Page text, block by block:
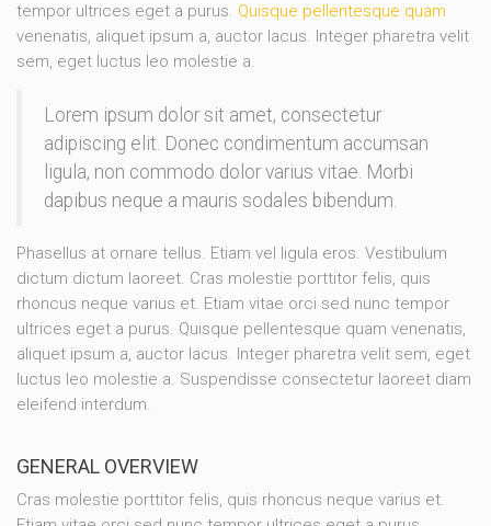
tempor ultrices eget a purus. Quisque pellentesque quam
venenatis, aliquet ipsum a, auctor lacus. Integer pharetra velit
sem, eget luctus leo molestie a.
Lorem ipsum dolor sit amet, consectetur
adipiscing elit. Donec condimentum accumsan
ligula, non commodo dolor varius vitae. Morbi
dapibus neque a mauris sodales bibendum.
Phasellus at ornare tellus. Etiam vel ligula eros. Vestibulum
dictum dictum laoreet. Cras molestie porttitor felis, quis
rhoncus neque varius et. Etiam vitae orci sed nunc tempor
ultrices eget a purus. Quisque pellentesque quam venenatis,
aliquet ipsum a, auctor lacus. Integer pharetra velit sem, eget
luctus leo molestie a. Suspendisse consectetur laoreet diam
eleifend interdum.
GENERAL OVERVIEW
Cras molestie porttitor felis, quis rhoncus neque varius et.